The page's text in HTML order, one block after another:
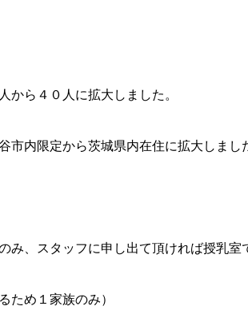
ら４０人に拡大しました。
内限定から茨城県内在住に拡大しまし
、スタッフに申し出て頂ければ授乳室
ため１家族のみ）